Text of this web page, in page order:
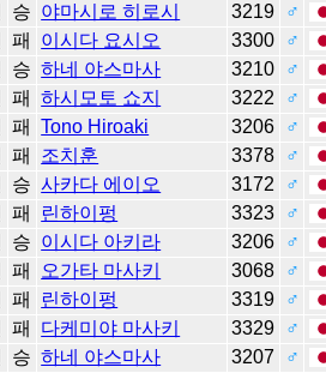
승 야마시로 히로시 3219
♂
패 이시다 요시오 3300
♂
승 하네 야스마사 3210
♂
패 하시모토 쇼지 3222
♂
패 Tono Hiroaki 3206
♂
패 조치훈 3378
♂
승 사카다 에이오 3172
♂
패 린하이펑 3323
♂
승 이시다 아키라 3206
♂
패 오가타 마사키 3068
♂
패 린하이펑 3319
♂
패 다케미야 마사키 3329
♂
승 하네 야스마사 3207
♂